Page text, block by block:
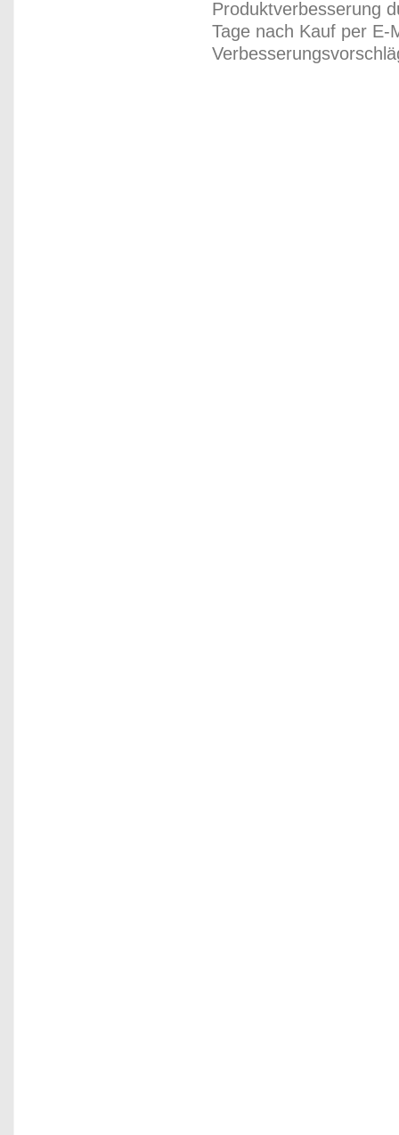
Produktverbesserung
Tage nach Kauf per E-